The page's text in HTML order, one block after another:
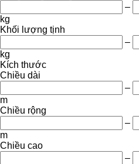
–
kg
Khối lượng tịnh
–
kg
Kích thước
Chiều dài
–
m
Chiều rộng
–
m
Chiều cao
–